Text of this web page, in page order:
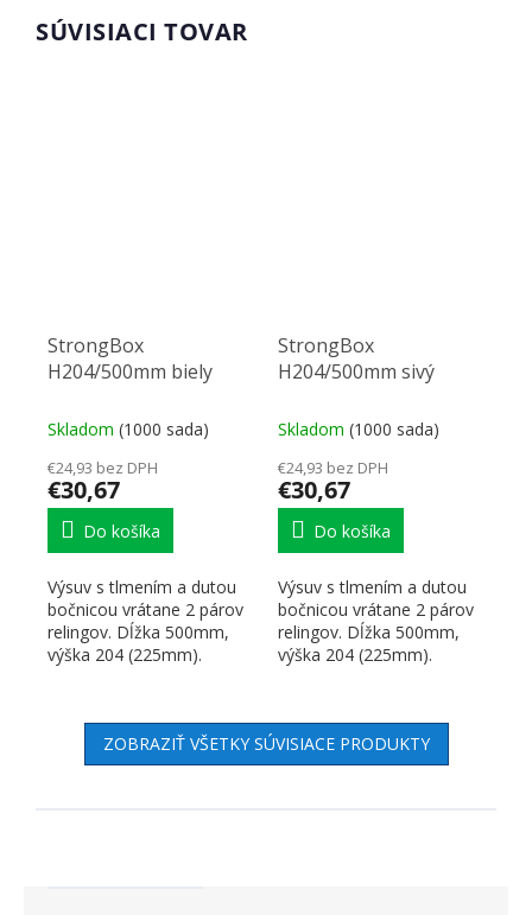
SÚVISIACI TOVAR
StrongBox
H204/500mm biely
Skladom (1000 sada)
€24,93 bez DPH
€30,67
Do košíka
Výsuv s tlmením a dutou
bočnicou vrátane 2 párov
relingov. Dĺžka 500mm,
výška 204 (225mm).
StrongBox
H204/500mm sivý
Skladom (1000 sada)
€24,93 bez DPH
€30,67
Do košíka
Výsuv s tlmením a dutou
bočnicou vrátane 2 párov
relingov. Dĺžka 500mm,
výška 204 (225mm).
ZOBRAZIŤ VŠETKY SÚVISIACE PRODUKTY